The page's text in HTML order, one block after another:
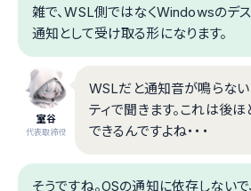
雑で、WSL側ではなくWindowsのデ
通知として受け取る形になります。
室谷
代表取締役
WSLだと通知音が鳴らない
ティで聞きます。これは後
できるんですよね・・・
そうですね。OSの通知に依存しないで